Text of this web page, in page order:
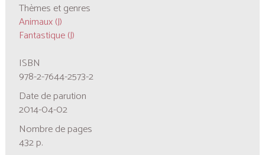
Thèmes et genres
Animaux (J)
Fantastique (J)
ISBN
978-2-7644-2573-2
Date de parution
2014-04-02
Nombre de pages
432 p.